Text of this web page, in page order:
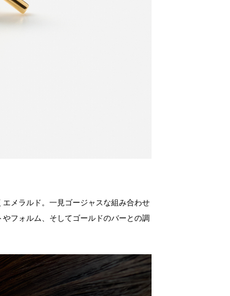
メラルド。一見ゴージャスな組み合わせ
フォルム、そしてゴールドのバーとの調